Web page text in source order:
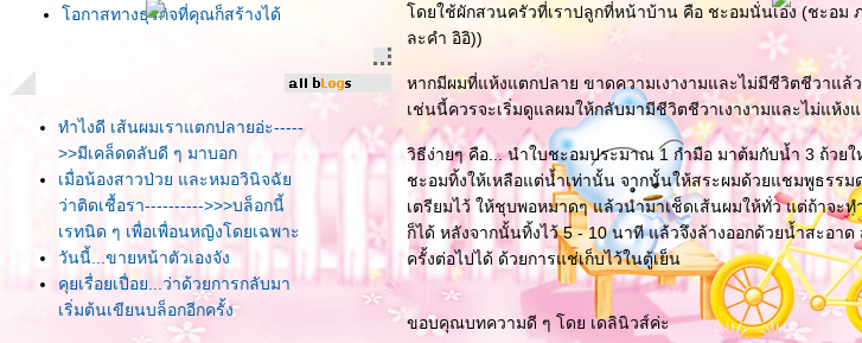
อกาสทางธุรกิจที่คุณก็สร้างได้
ทำไงดี เส้นผมเราแตกปลายอ่ะ-----
>>มีเคล็ดดลับดี ๆ มาบอก
เมื่อน้องสาวป่วย และหมอวินิจฉั
ว่าติดเชื้อรา---------->>>บล็อกนี้
เรทนิด ๆ เพื่อเพื่อนหญิงโดยเฉพาะ
วันนี้...ขายหน้าตัวเองจัง
คุยเรื่อยเปื่อย...ว่าด้วยการกลับมา
เริ่มต้นเขียนบล็อกอีกครั้ง
ดยใช้ผักสวนครัวที่เราปลูกที่หน้าบ้าน คือ ชะอมนั่นเอง (ชะอม
ละคำ อิอิ))
หากมีผมที่แห้งแตกปลาย ขาดความเงางามและไม่มีชีวิตชีวาแล้
เช่นนี้ควรจะเริ่มดูแลผมให้กลับมามีชีวิตชีวาเงางามและไม่แห้ง
วิธีง่ายๆ คือ... นำใบชะอมประมาณ 1 กำมือ มาต้มกับน้ำ 3 ถ้วย
ชะอมทิ้งให้เหลือแต่น้ำเท่านั้น จากนั้นให้สระผมด้วยแชมพูธรร
เตรียมไว้ ให้ชุบพอหมาดๆ แล้วนำมาเช็ดเส้นผมให้ทั่ว แต่ถ้าจ
ก็ได้ หลังจากนั้นทิ้งไว้ 5 - 10 นาที แล้วจึงล้างออกด้วยน้ำสะอา
ครั้งต่อไปได้ ด้วยการแช่เก็บไว้ในตู้เย็น
ขอบคุณบทความดี ๆ โดย เดลินิวส์ค่ะ